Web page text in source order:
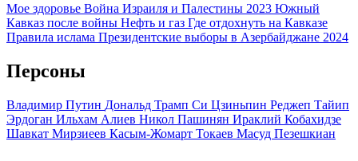
Мое здоровье Война Израиля и Палестины 2023 Южный
Кавказ после войны Нефть и газ Где отдохнуть на Кавказе
Правила ислама Президентские выборы в Азербайджане 2024
Персоны
Владимир Путин Дональд Трамп Си Цзиньпин Реджеп Тайип
Эрдоган Ильхам Алиев Никол Пашинян Ираклий Кобахидзе
Шавкат Мирзиеев Касым-Жомарт Токаев Масуд Пезешкиан